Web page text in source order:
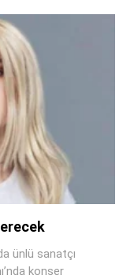
İhbar Hattı
ünlü sanatçı
konser